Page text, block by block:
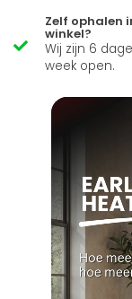
Zelf ophalen
winkel?
Wij zijn 6
week open.